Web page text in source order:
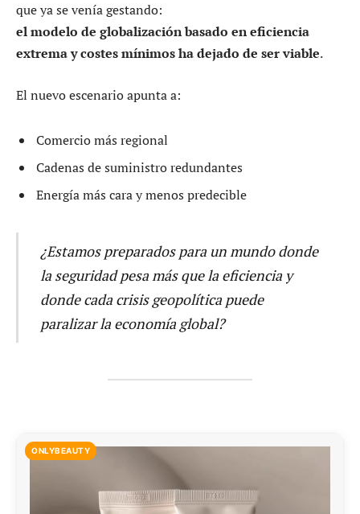
que ya se venía gestando:
el modelo de globalización basado en eficiencia
extrema y costes mínimos ha dejado de ser viable.
El nuevo escenario apunta a:
Comercio más regional
Cadenas de suministro redundantes
Energía más cara y menos predecible
¿Estamos preparados para un mundo donde
la seguridad pesa más que la eficiencia y
donde cada crisis geopolítica puede
paralizar la economía global?
ONLYBEAUTY